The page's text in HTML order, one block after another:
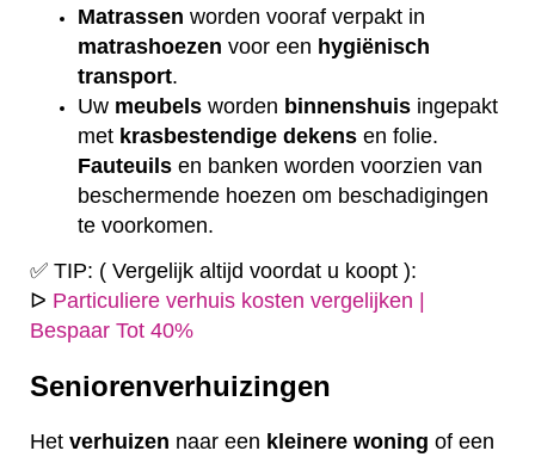
Matrassen worden vooraf verpakt in
matrashoezen voor een hygiënisch
transport.
Uw meubels worden binnenshuis ingepakt
met krasbestendige dekens en folie.
Fauteuils en banken worden voorzien van
beschermende hoezen om beschadigingen
te voorkomen.
✅ TIP: ( Vergelijk altijd voordat u koopt ):
ᐅ Particuliere verhuis kosten vergelijken |
Bespaar Tot 40%
Seniorenverhuizingen
Het verhuizen naar een kleinere woning of een